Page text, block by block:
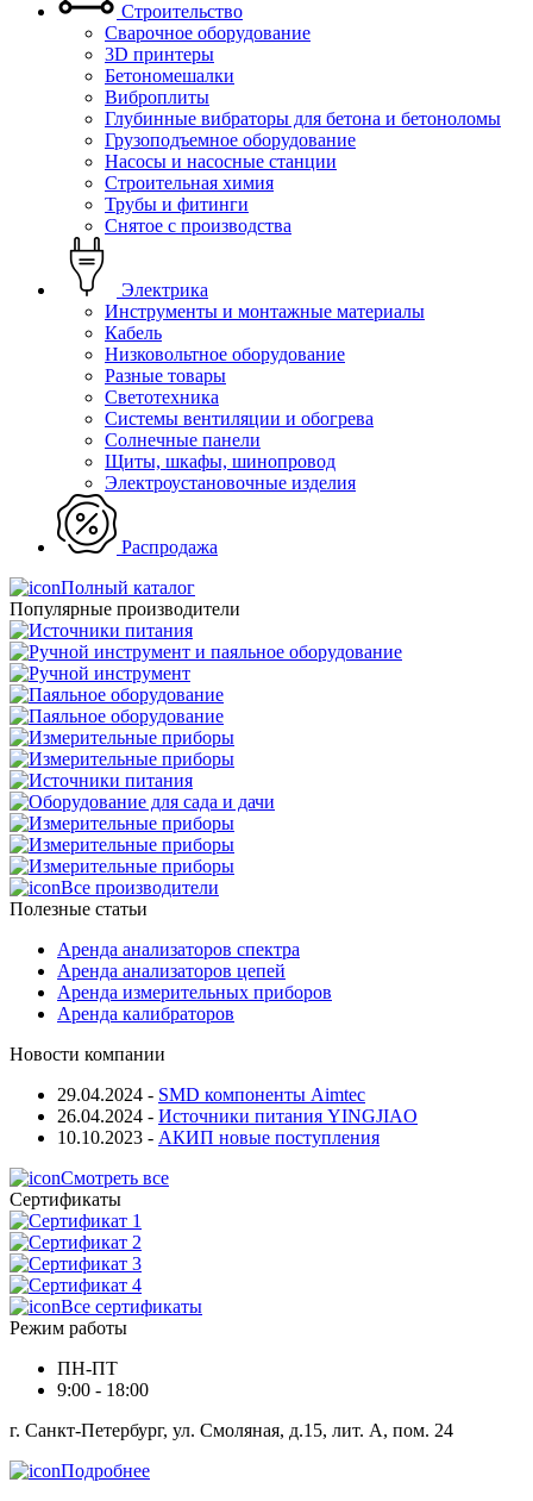
Строительство
Сварочное оборудование
3D принтеры
Бетономешалки
Виброплиты
Глубинные вибраторы для бетона и бетоноломы
Грузоподъемное оборудование
Насосы и насосные станции
Строительная химия
Трубы и фитинги
Снятое с производства
Электрика
Инструменты и монтажные материалы
Кабель
Низковольтное оборудование
Разные товары
Светотехника
Системы вентиляции и обогрева
Солнечные панели
Щиты, шкафы, шинопровод
Электроустановочные изделия
Распродажа
Полный каталог
Популярные производители
Все производители
Полезные статьи
Аренда анализаторов спектра
Аренда анализаторов цепей
Аренда измерительных приборов
Аренда калибраторов
Новости компании
29.04.2024 - SMD компоненты Aimtec
26.04.2024 - Источники питания YINGJIAO
10.10.2023 - АКИП новые поступления
Смотреть все
Сертификаты
Все сертификаты
Режим работы
ПН-ПТ
9:00 - 18:00
г. Санкт-Петербург, ул. Смоляная, д.15, лит. А, пом. 24
Подробнее